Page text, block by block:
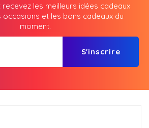
les meilleurs idées cadeaux
et les bons cadeaux du
moment.
S'inscrire